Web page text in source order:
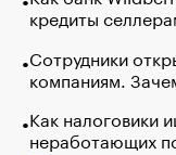
кредиты
Сотрудники
компаниям.
Как налоговики
неработающих